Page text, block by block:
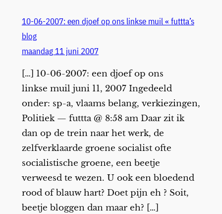
10-06-2007: een djoef op ons linkse muil « futtta’s
blog
maandag 11 juni 2007
[…] 10-06-2007: een djoef op ons
linkse muil juni 11, 2007 Ingedeeld
onder: sp-a, vlaams belang, verkiezingen,
Politiek — futtta @ 8:58 am Daar zit ik
dan op de trein naar het werk, de
zelfverklaarde groene socialist ofte
socialistische groene, een beetje
verweesd te wezen. U ook een bloedend
rood of blauw hart? Doet pijn eh ? Soit,
beetje bloggen dan maar eh? […]